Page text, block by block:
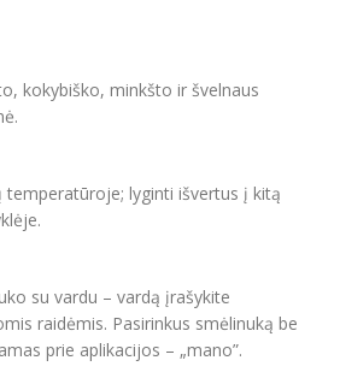
kokybiško, minkšto ir švelnaus
temperatūroje; lyginti išvertus į kitą
su vardu – vardą įrašykite
raidėmis. Pasirinkus smėlinuką be
prie aplikacijos – „mano”.